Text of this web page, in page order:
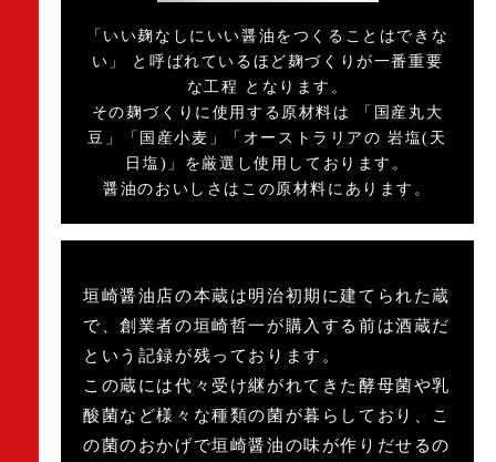
「いい麹なしにいい醤油をつくることはできな
い」 と呼ばれているほど麹づくりが一番重要
な工程 となります。
その麹づくりに使用する原材料は 「国産丸大
豆」「国産小麦」「オーストラリアの 岩塩(天
日塩)」を厳選し使用しております。
醤油のおいしさはこの原材料にあります。
垣崎醤油店の本蔵は明治初期に建てられた蔵
で、創業者の垣崎哲一が購入する前は酒蔵だ
という記録が残っております。
この蔵には代々受け継がれてきた酵母菌や乳
酸菌など様々な種類の菌が暮らしており、こ
の菌のおかげで垣崎醤油の味が作りだせるの